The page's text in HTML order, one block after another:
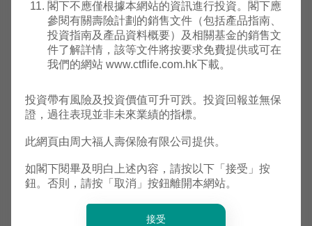
中
公眾有
限公司
- 霸菱
環球高
級抵押
金 (G
類別美
積)
2024
年02
月05
美
元
139.3200
霸菱傘
子基金
閣下不應僅根據本網站的資訊進行投資。閣下應
參閱有關壽險計劃的銷售文件（包括產品指南、
投資指南及產品資料概要）及相關基金的銷售文
件了解詳情，該等文件將按要求免費提供或可在
我們的網站 www.ctflife.com.hk下載。
投資帶有風險及投資價值可升可跌。投資回報並無保
證，過往表現並非未來業績的指標。
此網頁由周大福人壽保險有限公司提供。
如閣下閱畢及明白上述內容，請按以下「接受」按
鈕。否則，請按「取消」按鈕離開本網站。
接受